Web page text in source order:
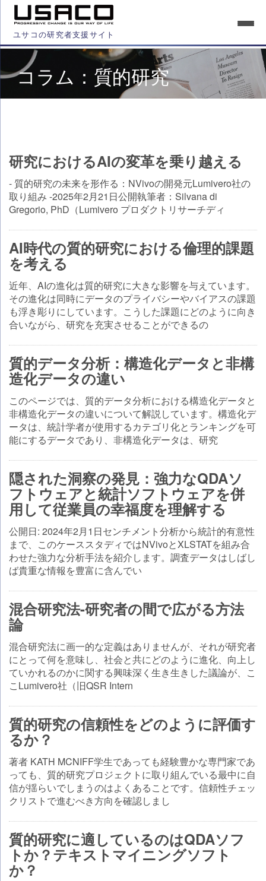
ユサコの研究者支援サイト
コラム：質的研究
研究におけるAIの変革を乗り越える
- 質的研究の未来を形作る：NVivoの開発元Lumivero社の
取り組み -2025年2月21日公開執筆者：Silvana di
Gregorio, PhD（Lumivero プロダクトリサーチディ
AI時代の質的研究における倫理的課題
を考える
近年、AIの進化は質的研究に大きな影響を与えています。
その進化は同時にデータのプライバシーやバイアスの課題
も浮き彫りにしています。こうした課題にどのように向き
合いながら、研究を充実させることができるの
質的データ分析：構造化データと非構
造化データの違い
このページでは、質的データ分析における構造化データと
非構造化データの違いについて解説しています。構造化デ
ータは、統計学者が使用するカテゴリ化とランキングを可
能にするデータであり、非構造化データは、研究
隠された洞察の発見：強力なQDAソ
フトウェアと統計ソフトウェアを併
用して従業員の幸福度を理解する
公開日: 2024年2月1日センチメント分析から統計的有意性
まで、このケーススタディではNVivoとXLSTATを組み合
わせた強力な分析手法を紹介します。調査データはしばし
ば貴重な情報を豊富に含んでい
混合研究法-研究者の間で広がる方法
論
混合研究法に画一的な定義はありませんが、それが研究者
にとって何を意味し、社会と共にどのように進化、向上し
ていかれるのかに関する興味深く生き生きした議論が、こ
こLumivero社（旧QSR Intern
質的研究の信頼性をどのように評価す
るか？
著者 KATH MCNIFF学生であっても経験豊かな専門家であ
っても、質的研究プロジェクトに取り組んでいる最中に自
信が揺らいでしまうのはよくあることです。信頼性チェッ
クリストで進むべき方向を確認しまし
質的研究に適しているのはQDAソフ
トか？テキストマイニングソフト
か？